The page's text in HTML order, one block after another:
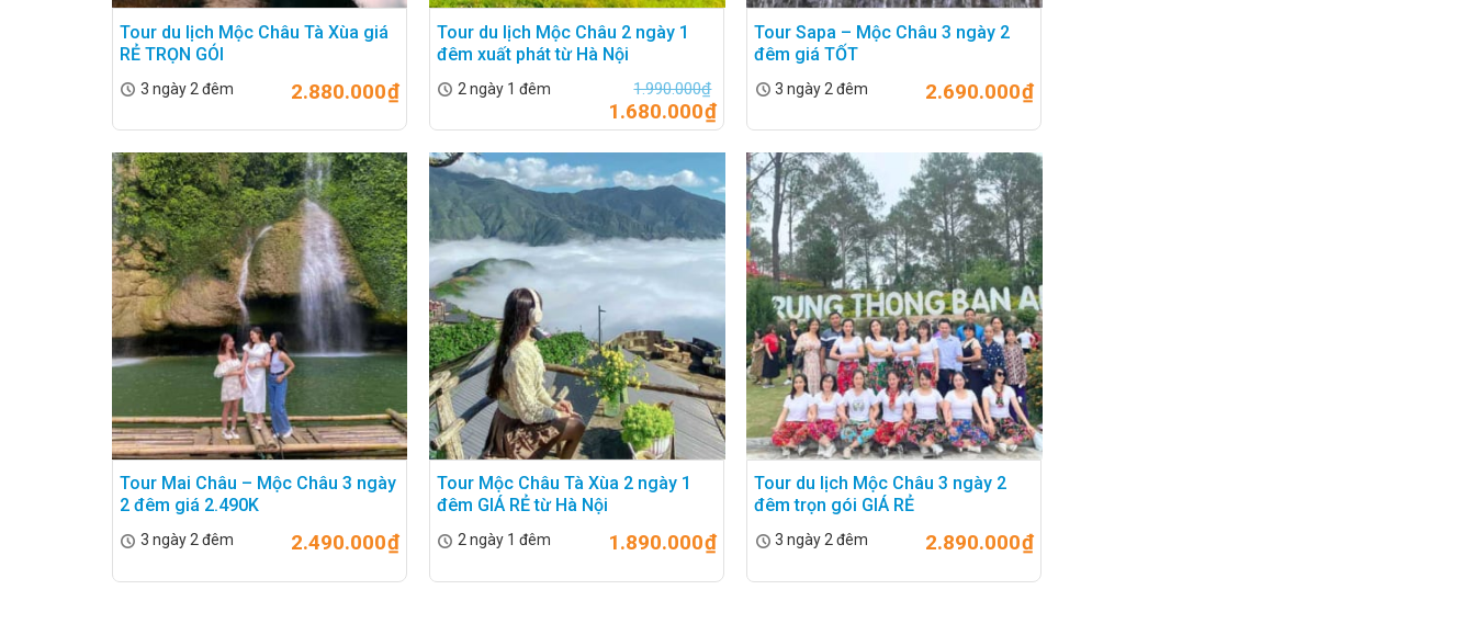
Tour du lịch Mộc Châu Tà Xùa giá
RẺ TRỌN GÓI
2.880.000₫
3 ngày 2 đêm
Tour du lịch Mộc Châu 2 ngày 1
đêm xuất phát từ Hà Nội
1.990.000₫
1.680.000₫
2 ngày 1 đêm
Tour Sapa – Mộc Châu 3 ngày 2
đêm giá TỐT
2.690.000₫
3 ngày 2 đêm
Tour Mai Châu – Mộc Châu 3 ngày
2 đêm giá 2.490K
2.490.000₫
3 ngày 2 đêm
Tour Mộc Châu Tà Xùa 2 ngày 1
đêm GIÁ RẺ từ Hà Nội
1.890.000₫
2 ngày 1 đêm
Tour du lịch Mộc Châu 3 ngày 2
đêm trọn gói GIÁ RẺ
2.890.000₫
3 ngày 2 đêm